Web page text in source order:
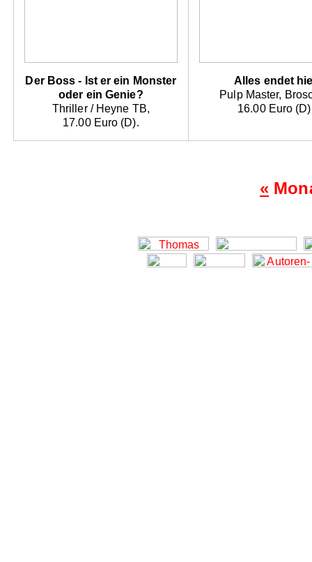
Der Boss - Ist er ein Monster
oder ein Genie?
Thriller / Heyne TB,
17.00 Euro (D).
Alles endet
Pulp Master,
16.00 Euro
«